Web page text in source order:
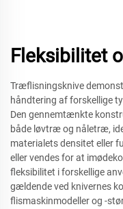
Fleksibilitet
Træflisningsknive
håndtering af forskellige
Den gennemtænkte
både løvtræ og nåletræ,
materialets densitet eller
eller vendes for at
fleksibilitet i forskellige
gældende ved knivernes
flismaskinmodeller og -